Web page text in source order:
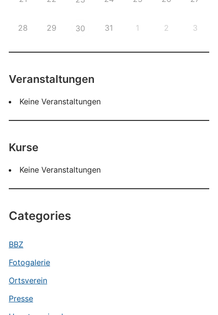
28 29 30 31 1 2 3
Veranstaltungen
Keine Veranstaltungen
Kurse
Keine Veranstaltungen
Categories
BBZ
Fotogalerie
Ortsverein
Presse